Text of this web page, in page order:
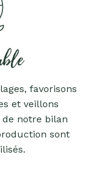
favorisons
et veillons
notre bilan
sont